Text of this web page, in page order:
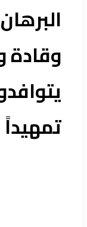
وقادة